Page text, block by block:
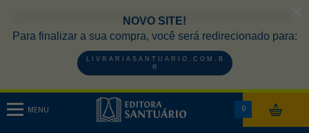
NOVO SITE!
Para finalizar a sua compra, você será redirecionado para:
L I V R A R I A S A N T U A R I O . C O M . B
R
MENU 0